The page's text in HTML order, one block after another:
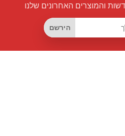
והמוצרים האחרונים שלנו
הירשם